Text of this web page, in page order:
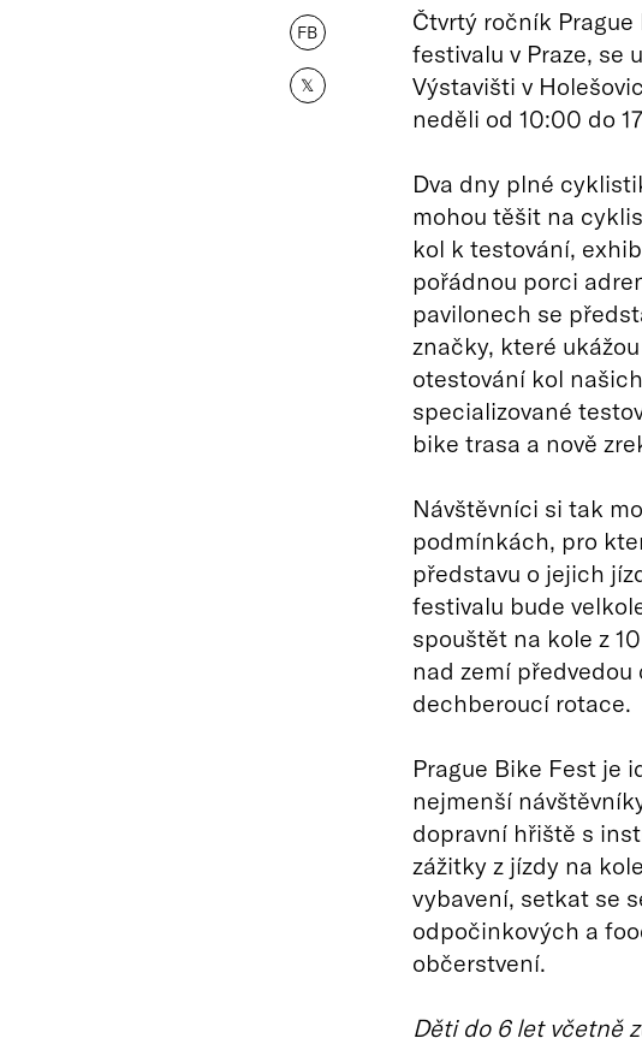
FB
𝕏
Čtvrtý ročník
festivalu v Praze, se
Výstavišti v
neděli od 10:00 do
Dva dny plné
mohou těšit na
kol k testování,
pořádnou porci
pavilonech se
značky, které
otestování kol
specializované
bike trasa a nově
Návštěvníci si tak
podmínkách, pro
představu o jejich
festivalu bude
spouštět na kole z
nad zemí
dechberoucí rotace.
Prague Bike Fest je
nejmenší
dopravní hřiště s
zážitky z jízdy na
vybavení, setkat se
odpočinkových a
občerstvení.
Děti do 6 let včetně